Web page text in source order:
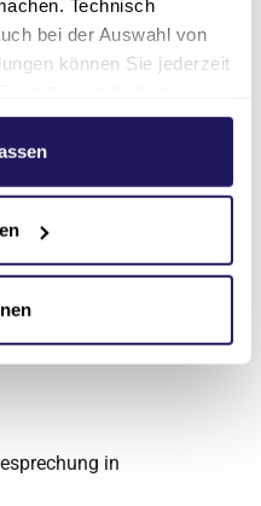
Technisch
bei der Auswahl von
können Sie jederzeit
Sie in unserer
Perfusions-
(IVUS)
in